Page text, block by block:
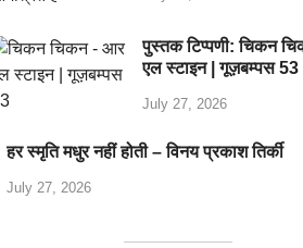
पुस्तक टिप्पणी: चिकन
एल स्टाइन | गूज़बम्पस 53
July 27, 2026
हर स्मृति मधुर नहीं होती – विनय प्रकाश तिर्की
July 27, 2026